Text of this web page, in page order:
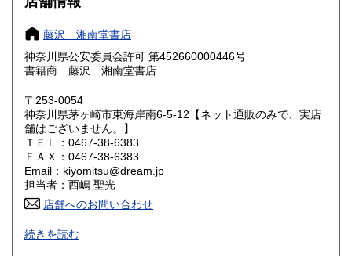
奈良県
鳥取県 185円 島根県
岡山県
山口県
香川県 185円
高知県 185円
佐賀県
藤沢 湘南堂書店
神奈川県公安委員会許可 第452660000446号
書籍商 藤沢 湘南堂書店
〒253-0054
神奈川県茅ヶ崎市東海岸南6-5-12【ネット通販のみで、実店
舗はございません。】
ＴＥＬ：0467-38-6383
ＦＡＸ：0467-38-6383
Email：kiyomitsu@dream.jp
担当者：西嶋 聖光
店舗へのお問い合わせ
良書・古書とサブカルチャーの陰と陽。国史・軍事・宗教・
文芸・芸能・美術・工芸・趣味書より、CD・DVD・古書漫
続きを読む